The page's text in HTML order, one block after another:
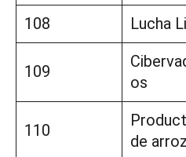
108 Lucha
109
os
110
de arroz